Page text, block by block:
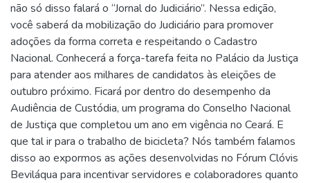
não só disso falará o “Jornal do Judiciário”. Nessa edição,
você saberá da mobilização do Judiciário para promover
adoções da forma correta e respeitando o Cadastro
Nacional. Conhecerá a força-tarefa feita no Palácio da Justiça
para atender aos milhares de candidatos às eleições de
outubro próximo. Ficará por dentro do desempenho da
Audiência de Custódia, um programa do Conselho Nacional
de Justiça que completou um ano em vigência no Ceará. E
que tal ir para o trabalho de bicicleta? Nós também falamos
disso ao expormos as ações desenvolvidas no Fórum Clóvis
Beviláqua para incentivar servidores e colaboradores quanto